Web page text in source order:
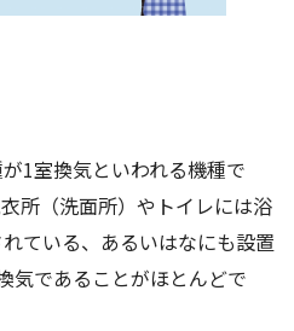
1室換気といわれる機種で
所（洗面所）やトイレには浴
ている、あるいはなにも設置
気であることがほとんどで